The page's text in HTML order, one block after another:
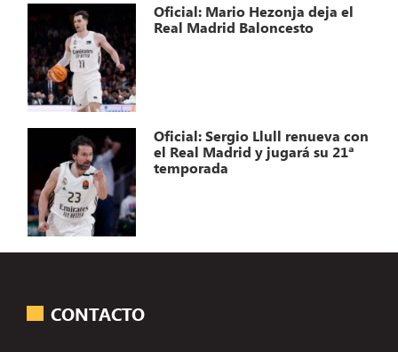
Oficial: Mario Hezonja deja el
Real Madrid Baloncesto
Oficial: Sergio Llull renueva con
el Real Madrid y jugará su 21ª
temporada
CONTACTO